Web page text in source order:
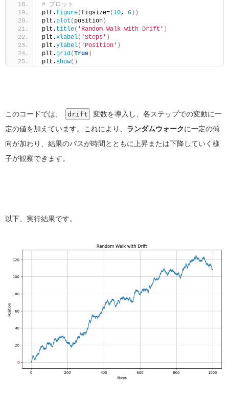
# プロット
plt.figure(figsize=(10, 6 ))
plt. plot ( position )
plt. title( 'Random Walk with Drift' )
plt.xlabel( 'Steps' )
plt.ylabel( 'Position' )
plt.grid(True )
plt. show()
このコードでは、 drift
変数を導入し、各ステップでの変動に一
定の値を加えています。これにより、 ランダムウォークに一定の傾
向が加わり、結果のパスが時間とともに上昇または下降していく様
子が観察できます。
以下、実行結果です。